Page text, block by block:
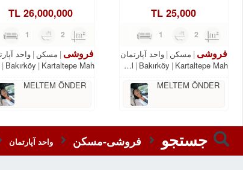
DANIŞMANLIK HİZMETLERİ
TL 25,000
120m²
1 2
فروشی مسکن واحد آپارتمان
Istanbul
Bakırköy Kartaltepe Mah.
MELTEM ÖNDER
TL26,000,000
1 2
فروشی مسکن واحد
Bakırköy Kartaltepe Mah.
MELTEM ÖNDER
جستجو فروشی-مسکن واحد آپارتمان